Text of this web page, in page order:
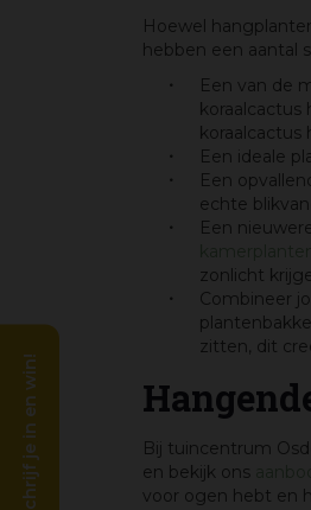
Hoewel
hebben een aantal
Een van de
koraalcactus
Een ideale
Een
echte
Een
zonlicht
Combineer
zitten, dit
Bij tuincentrum
en bekijk ons
voor ogen hebt en
Schrijf je in en win!